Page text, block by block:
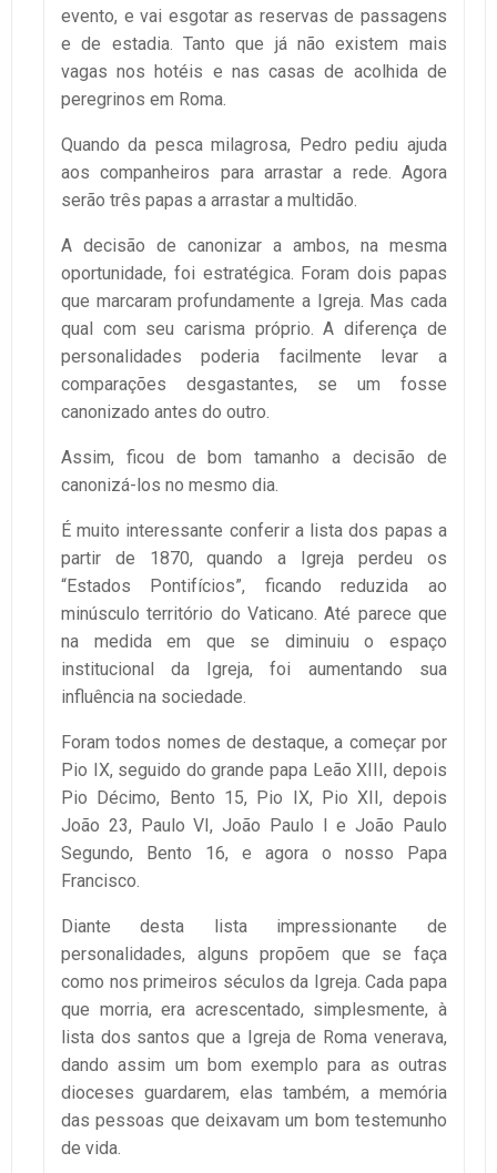
evento, e vai esgotar as reservas de passagens
e de estadia. Tanto que já não existem mais
vagas nos hotéis e nas casas de acolhida de
peregrinos em Roma.
Quando da pesca milagrosa, Pedro pediu ajuda
aos companheiros para arrastar a rede. Agora
serão três papas a arrastar a multidão.
A decisão de canonizar a ambos, na mesma
oportunidade, foi estratégica. Foram dois papas
que marcaram profundamente a Igreja. Mas cada
qual com seu carisma próprio. A diferença de
personalidades poderia facilmente levar a
comparações desgastantes, se um fosse
canonizado antes do outro.
Assim, ficou de bom tamanho a decisão de
canonizá-los no mesmo dia.
É muito interessante conferir a lista dos papas a
partir de 1870, quando a Igreja perdeu os
“Estados Pontifícios”, ficando reduzida ao
minúsculo território do Vaticano. Até parece que
na medida em que se diminuiu o espaço
institucional da Igreja, foi aumentando sua
influência na sociedade.
Foram todos nomes de destaque, a começar por
Pio IX, seguido do grande papa Leão XIII, depois
Pio Décimo, Bento 15, Pio IX, Pio XII, depois
João 23, Paulo VI, João Paulo I e João Paulo
Segundo, Bento 16, e agora o nosso Papa
Francisco.
Diante desta lista impressionante de
personalidades, alguns propõem que se faça
como nos primeiros séculos da Igreja. Cada papa
que morria, era acrescentado, simplesmente, à
lista dos santos que a Igreja de Roma venerava,
dando assim um bom exemplo para as outras
dioceses guardarem, elas também, a memória
das pessoas que deixavam um bom testemunho
de vida.